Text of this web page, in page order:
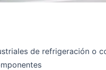
de refrigeración o